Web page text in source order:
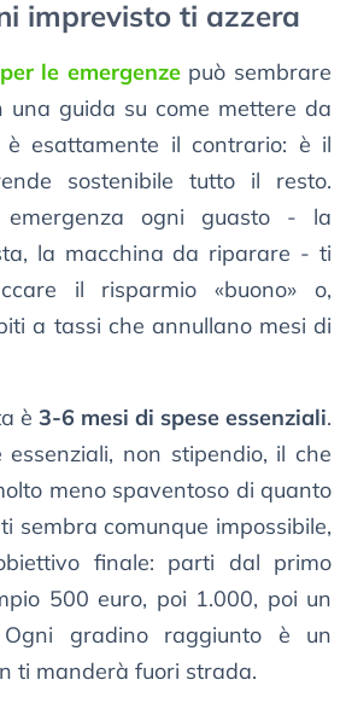
imprevisto ti azzera
le emergenzepuò sembrare
una guida su come mettere da
esattamente il contrario: è il
sostenibile tutto il resto.
ogni guasto - la
la macchina da riparare - ti
il risparmio «buono» o,
a tassi che annullano mesi di
è 3-6 mesi di spese essenziali.
essenziali, non stipendio, il che
meno spaventoso di quanto
sembra comunque impossibile,
finale: parti dal primo
500 euro, poi 1.000, poi un
gradino raggiunto è un
ti manderà fuori strada.